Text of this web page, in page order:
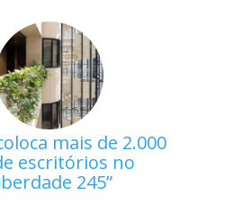
mais de 2.000
escritórios no
245